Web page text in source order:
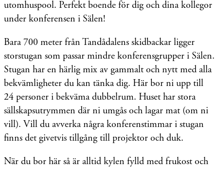
utomhuspool. Perfekt boende för dig och dina kollegor
under konferensen i Sälen!
Bara 700 meter från Tandådalens skidbackar ligger
storstugan som passar mindre konferensgrupper i Sälen.
Stugan har en härlig mix av gammalt och nytt med alla
bekvämligheter du kan tänka dig. Här bor ni upp till
24 personer i bekväma dubbelrum. Huset har stora
sällskapsutrymmen där ni umgås och lagar mat (om ni
vill). Vill du avverka några konferenstimmar i stugan
finns det givetvis tillgång till projektor och duk.
När du bor här så är alltid kylen fylld med frukost och